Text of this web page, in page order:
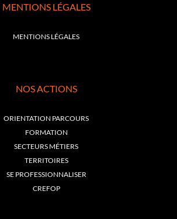
MENTIONS LÉGALES
MENTIONS LÉGALES
NOS ACTIONS
ORIENTATION PARCOURS
FORMATION
SECTEURS MÉTIERS
TERRITOIRES
SE PROFESSIONNALISER
CREFOP